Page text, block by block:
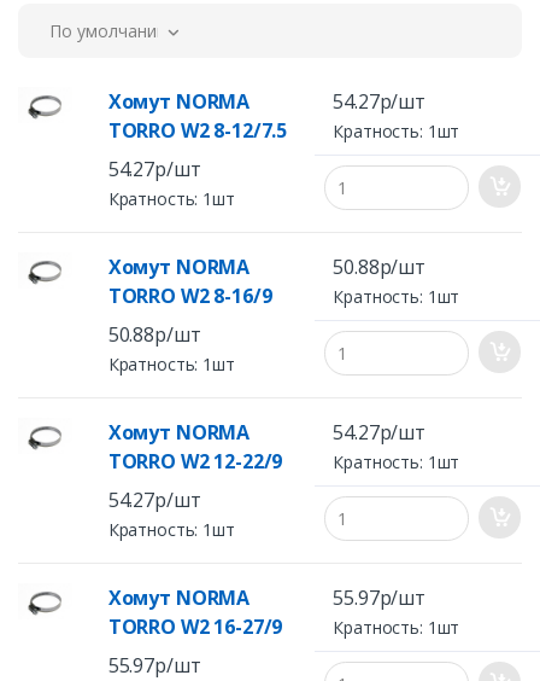
По умолчанию
Хомут NORMA
TORRO W2 8-12/7.5
54.27р/шт
Кратность: 1шт
54.27р/шт
Кратность: 1шт
Хомут NORMA
TORRO W2 8-16/9
50.88р/шт
Кратность: 1шт
50.88р/шт
Кратность: 1шт
Хомут NORMA
TORRO W2 12-22/9
54.27р/шт
Кратность: 1шт
54.27р/шт
Кратность: 1шт
Хомут NORMA
TORRO W2 16-27/9
55.97р/шт
55.97р/шт
Кратность: 1шт